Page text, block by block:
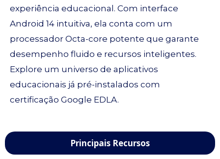
Principais Recursos
experiência educacional. Com interface
Android 14 intuitiva, ela conta com um
processador Octa-core potente que garante
desempenho fluido e recursos inteligentes.
Explore um universo de aplicativos
educacionais já pré-instalados com
certificação Google EDLA.